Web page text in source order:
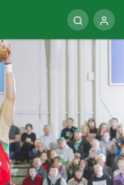
EuroLeague’e